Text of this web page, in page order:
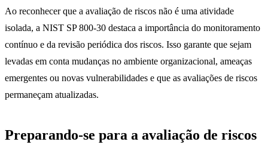
Ao reconhecer que a avaliação de riscos não é uma atividade
isolada, a NIST SP 800-30 destaca a importância do monitoramento
contínuo e da revisão periódica dos riscos. Isso garante que sejam
levadas em conta mudanças no ambiente organizacional, ameaças
emergentes ou novas vulnerabilidades e que as avaliações de riscos
permaneçam atualizadas.
Preparando-se para a avaliação de riscos